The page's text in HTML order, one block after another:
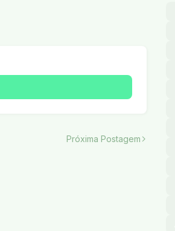
Próxima Postagem